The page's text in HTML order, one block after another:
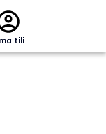
tili